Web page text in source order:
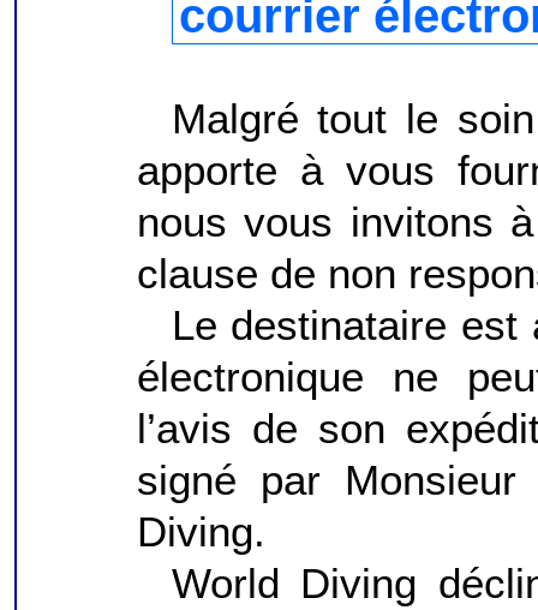
courrier
Malgré tout le
apporte à vous
nous vous invitons
clause de non
Le destinataire
électronique ne
l’avis de son
signé par Monsieur
Diving.
World Diving